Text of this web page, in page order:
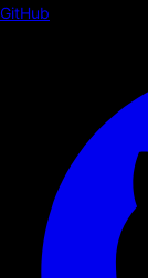
GitHub